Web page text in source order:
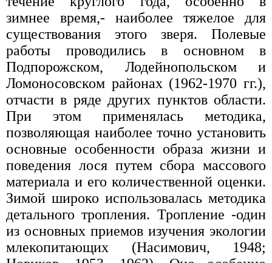
зимнее время,- наиболее тяжелое для
существования этого зверя. Полевые
работы проводились в основном в
Подпорожском, Лодейнопольском и
Ломоносовском районах (1962-1970 гг.),
отчасти в ряде других пунктов области.
При этом применялась методика,
позволяющая наиболее точно установить
основные особенности образа жизни и
поведения лося путем сбора массового
материала и его количественной оценки.
Зимой широко использовалась методика
детального тропления. Тропление -один
из основных приемов изучения экологии
млекопитающих (Насимович, 1948;